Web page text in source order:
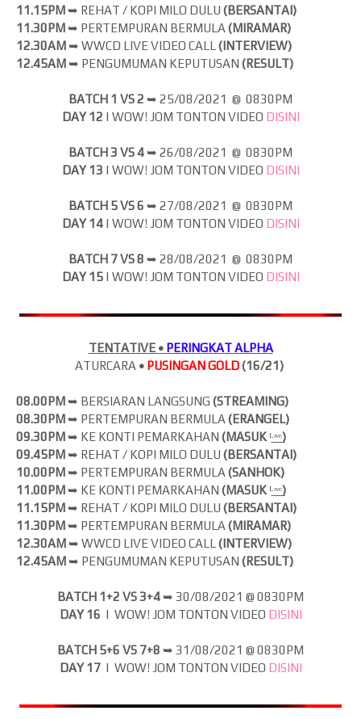
11.15PM➥ REHAT / KOPI MILO DULU (BERSANTAI)
11.30PM➥ PERTEMPURAN BERMULA (MIRAMAR)
12.30AM➥ WWCD LIVE VIDEO CALL (INTERVIEW)
12.45AM➥ PENGUMUMAN KEPUTUSAN (RESULT)
BATCH 1 VS 2 ➥ 25/08/2021 @ 0830PM
DAY 12 | WOW! JOM TONTON VIDEO DISINI
BATCH 3 VS 4➥ 26/08/2021 @ 0830PM
DAY 13 | WOW! JOM TONTON VIDEO DISINI
BATCH 5 VS 6 ➥ 27/08/2021 @ 0830PM
DAY 14| WOW! JOM TONTON VIDEO DISINI
BATCH 7 VS 8 ➥ 28/08/2021 @ 0830PM
DAY 15| WOW! JOM TONTON VIDEO DISINI
TENTATIVE • PERINGKAT ALPHA
ATURCARA • PUSINGAN GOLD(16/21)
08.00PM➥ BERSIARAN LANGSUNG (STREAMING)
08.30PM➥ PERTEMPURAN BERMULA (ERANGEL)
09.30PM➥ KE KONTI PEMARKAHAN (MASUKᴸ̲ᶦ̲ᵛ̲ᵉ̲)
09.45PM➥ REHAT / KOPI MILO DULU (BERSANTAI)
10.00PM➥ PERTEMPURAN BERMULA (SANHOK)
11.00PM➥ KE KONTI PEMARKAHAN (MASUKᴸ̲ᶦ̲ᵛ̲ᵉ̲)
11.15PM➥ REHAT / KOPI MILO DULU (BERSANTAI)
11.30PM➥ PERTEMPURAN BERMULA (MIRAMAR)
12.30AM➥ WWCD LIVE VIDEO CALL (INTERVIEW)
12.45AM➥ PENGUMUMAN KEPUTUSAN (RESULT)
BATCH 1+2 VS 3+4➥ 30/08/2021 @ 0830PM
DAY 16 | WOW! JOM TONTON VIDEO DISINI
BATCH 5+6 VS 7+8 ➥ 31/08/2021 @ 0830PM
DAY 17| WOW! JOM TONTON VIDEO DISINI